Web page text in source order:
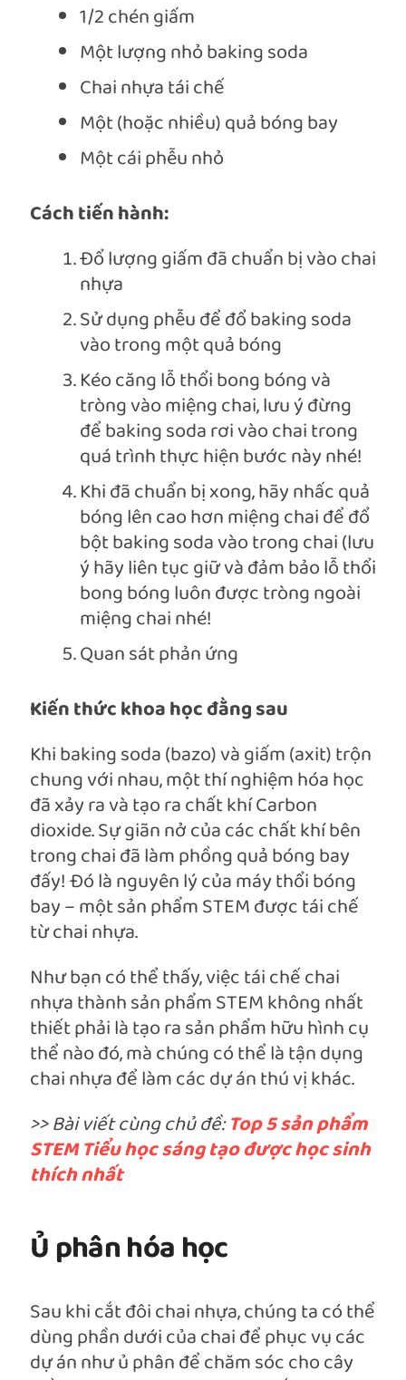
1/2 chén giấm
Một lượng nhỏ baking soda
Chai nhựa tái chế
Một (hoặc nhiều) quả bóng bay
Một cái phễu nhỏ
Cách tiến hành:
Đổ lượng giấm đã chuẩn bị vào chai
nhựa
Sử dụng phễu để đổ baking soda
vào trong một quả bóng
Kéo căng lỗ thổi bong bóng và
tròng vào miệng chai, lưu ý đừng
để baking soda rơi vào chai trong
quá trình thực hiện bước này nhé!
Khi đã chuẩn bị xong, hãy nhấc quả
bóng lên cao hơn miệng chai để đổ
bột baking soda vào trong chai (lưu
ý hãy liên tục giữ và đảm bảo lỗ thổi
bong bóng luôn được tròng ngoài
miệng chai nhé!
Quan sát phản ứng
Kiến thức khoa học đằng sau
Khi baking soda (bazo) và giấm (axit) trộn
chung với nhau, một thí nghiệm hóa học
đã xảy ra và tạo ra chất khí Carbon
dioxide. Sự giãn nở của các chất khí bên
trong chai đã làm phồng quả bóng bay
đấy! Đó là nguyên lý của máy thổi bóng
bay – một sản phẩm STEM được tái chế
từ chai nhựa.
Như bạn có thể thấy, việc tái chế chai
nhựa thành sản phẩm STEM không nhất
thiết phải là tạo ra sản phẩm hữu hình cụ
thể nào đó, mà chúng có thể là tận dụng
chai nhựa để làm các dự án thú vị khác.
>> Bài viết cùng chủ đề:Top 5 sản phẩm
STEM Tiểu học sáng tạo được học sinh
thích nhất
Ủ phân hóa học
Sau khi cắt đôi chai nhựa, chúng ta có thể
dùng phần dưới của chai để phục vụ các
dự án như ủ phân để chăm sóc cho cây